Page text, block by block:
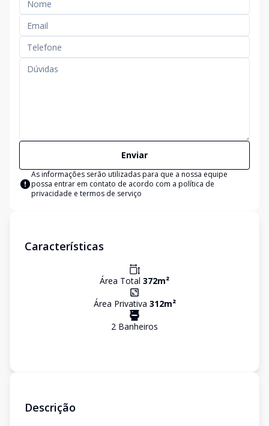
Enviar
As informações serão utilizadas para que a nossa equipe
possa entrar em contato de acordo com a política de
privacidade e termos de serviço
Características
Área Total 372m²
Área Privativa 312m²
2 Banheiros
Descrição